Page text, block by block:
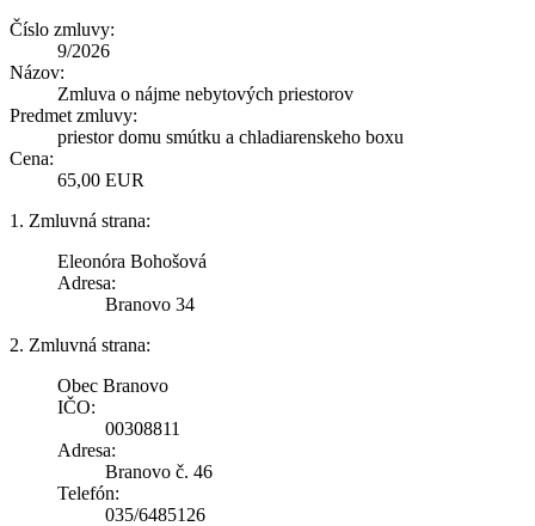
Číslo zmluvy:
9/2026
Názov:
Zmluva o nájme nebytových priestorov
Predmet zmluvy:
priestor domu smútku a chladiarenskeho boxu
Cena:
65,00 EUR
1. Zmluvná strana:
Eleonóra Bohošová
Adresa:
Branovo 34
2. Zmluvná strana:
Obec Branovo
IČO:
00308811
Adresa:
Branovo č. 46
Telefón:
035/6485126